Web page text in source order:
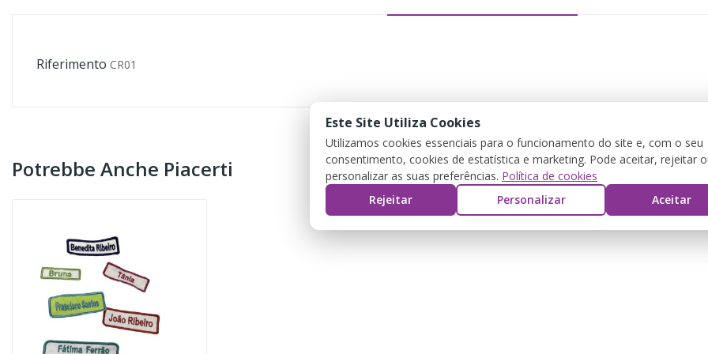
Riferimento CR01
Potrebbe Anche Piacerti
Este Site Utiliza Cookies
Utilizamos cookies essenciais para o funcionamento do site e, com o seu
consentimento, cookies de estatística e marketing. Pode aceitar, rejeitar
personalizar as suas preferências. Política de cookies
Rejeitar
Personalizar Aceitar